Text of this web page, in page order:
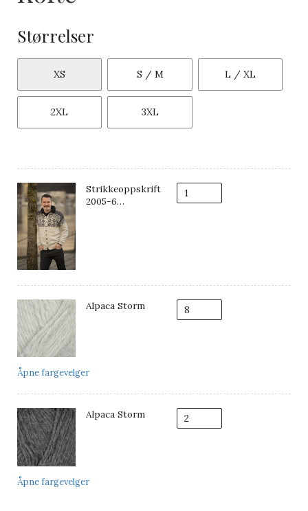
Størrelser
XS S / M L / XL
2XL 3XL
Strikkeoppskrift
2005-6
Alpaca Storm
Åpne fargevelger
Alpaca Storm
Åpne fargevelger